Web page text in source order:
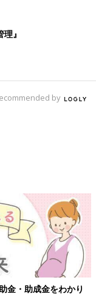
』
by
金・助成金をわかり